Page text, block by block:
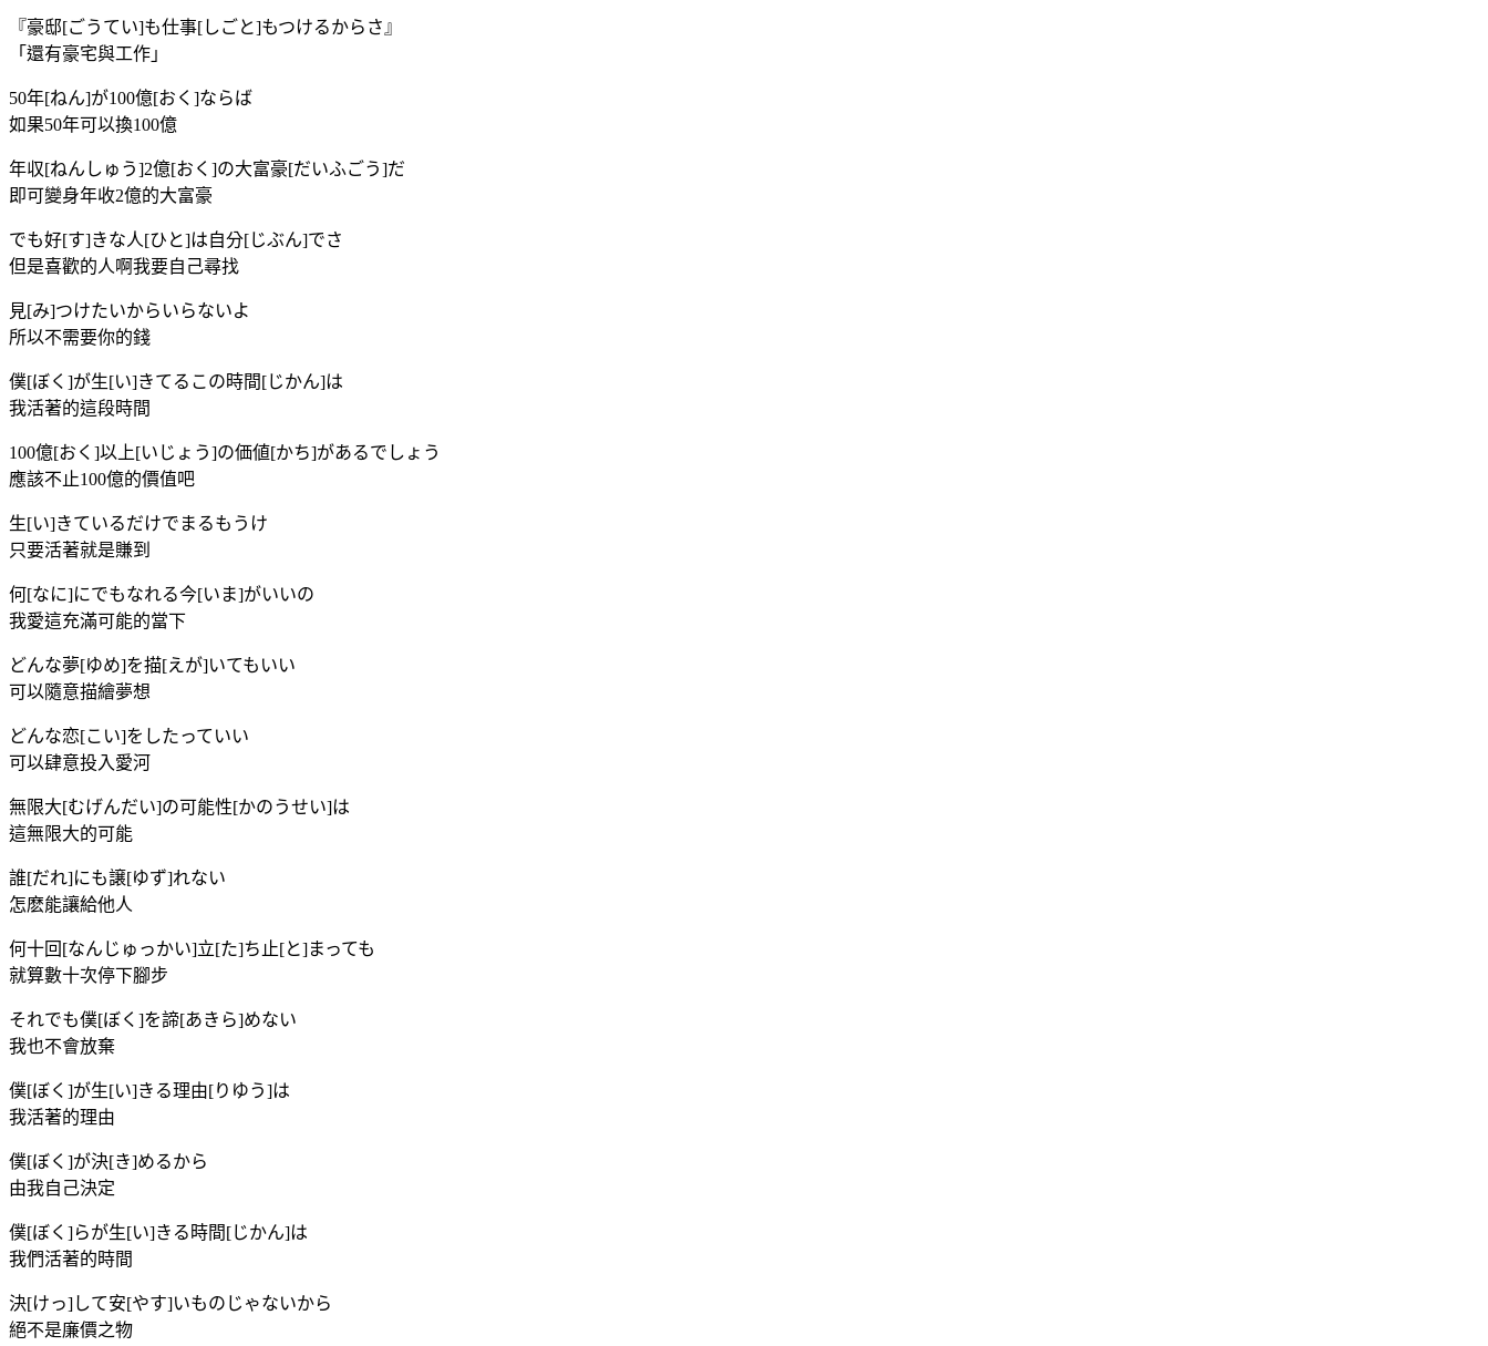
『豪邸[ごうてい]も仕事[しごと]もつけるからさ』
「還有豪宅與工作」
50年[ねん]が100億[おく]ならば
如果50年可以換100億
年収[ねんしゅう]2億[おく]の大富豪[だいふごう]だ
即可變身年收2億的大富豪
でも好[す]きな人[ひと]は自分[じぶん]でさ
但是喜歡的人啊我要自己尋找
見[み]つけたいからいらないよ
所以不需要你的錢
僕[ぼく]が生[い]きてるこの時間[じかん]は
我活著的這段時間
100億[おく]以上[いじょう]の価値[かち]があるでしょう
應該不止100億的價值吧
生[い]きているだけでまるもうけ
只要活著就是賺到
何[なに]にでもなれる今[いま]がいいの
我愛這充滿可能的當下
どんな夢[ゆめ]を描[えが]いてもいい
可以隨意描繪夢想
どんな恋[こい]をしたっていい
可以肆意投入愛河
無限大[むげんだい]の可能性[かのうせい]は
這無限大的可能
誰[だれ]にも譲[ゆず]れない
怎麽能讓給他人
何十回[なんじゅっかい]立[た]ち止[と]まっても
就算數十次停下腳步
それでも僕[ぼく]を諦[あきら]めない
我也不會放棄
僕[ぼく]が生[い]きる理由[りゆう]は
我活著的理由
僕[ぼく]が決[き]めるから
由我自己決定
僕[ぼく]らが生[い]きる時間[じかん]は
我們活著的時間
決[けっ]して安[やす]いものじゃないから
絕不是廉價之物